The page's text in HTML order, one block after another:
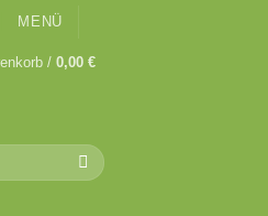
MENÜ
/ 0,00 €